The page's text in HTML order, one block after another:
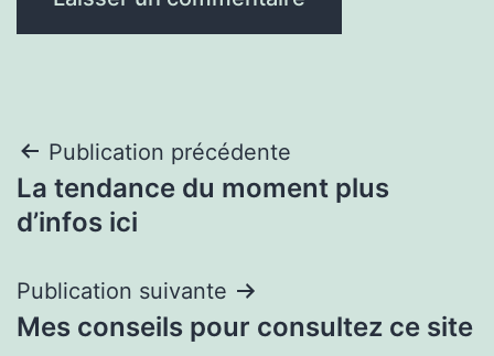
Navigation
de
Publication précédente
La tendance du moment plus
d’infos ici
Publication suivante
Mes conseils pour consultez ce site